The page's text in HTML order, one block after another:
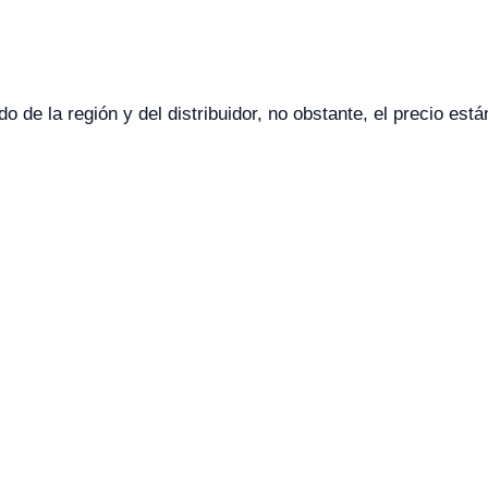
de la región y del distribuidor, no obstante, el precio